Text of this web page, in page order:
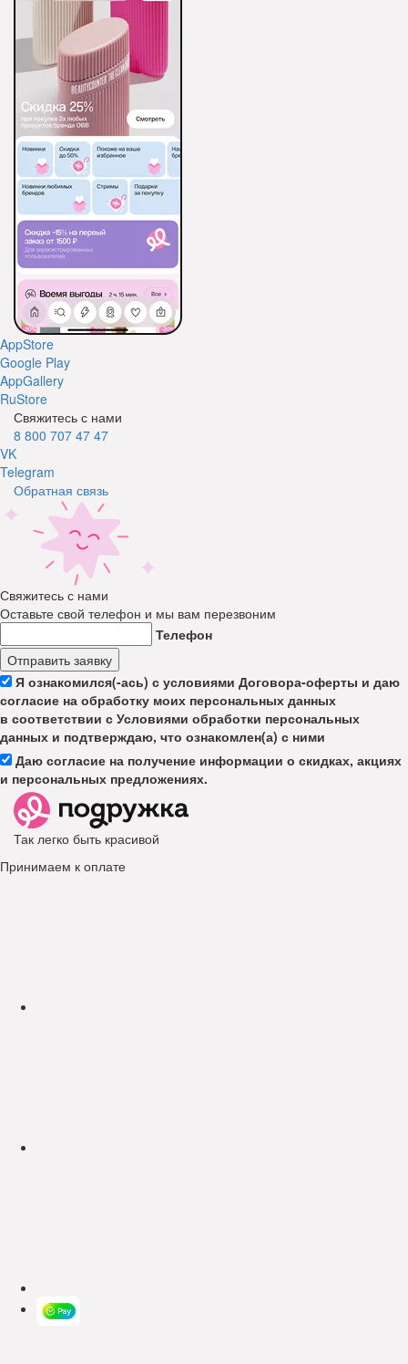
AppStore
Google Play
AppGallery
RuStore
Свяжитесь с нами
8 800 707 47 47
VK
Telegram
Обратная связь
Свяжитесь с нами
Оставьте свой телефон и мы вам перезвоним
Телефон
Отправить заявку
Я ознакомился(-ась) с условиями Договора-оферты и даю
согласие на обработку моих персональных данных
в соответствии с Условиями обработки персональных
данных и подтверждаю, что ознакомлен(а) с ними
Даю согласие на получение информации о скидках, акциях
и персональных предложениях.
Так легко быть красивой
Принимаем к оплате